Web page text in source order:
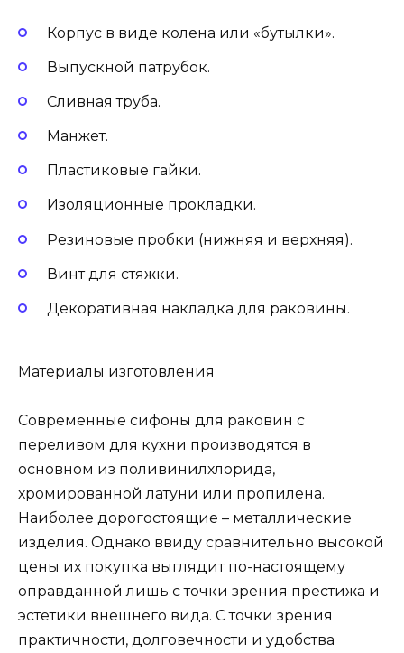
Корпус в виде колена или «бутылки».
Выпускной патрубок.
Сливная труба.
Манжет.
Пластиковые гайки.
Изоляционные прокладки.
Резиновые пробки (нижняя и верхняя).
Винт для стяжки.
Декоративная накладка для раковины.
Материалы изготовления
Современные сифоны для раковин с
переливом для кухни производятся в
основном из поливинилхлорида,
хромированной латуни или пропилена.
Наиболее дорогостоящие – металлические
изделия. Однако ввиду сравнительно высокой
цены их покупка выглядит по-настоящему
оправданной лишь с точки зрения престижа и
эстетики внешнего вида. С точки зрения
практичности, долговечности и удобства